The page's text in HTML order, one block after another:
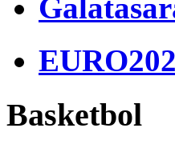
Basketbol